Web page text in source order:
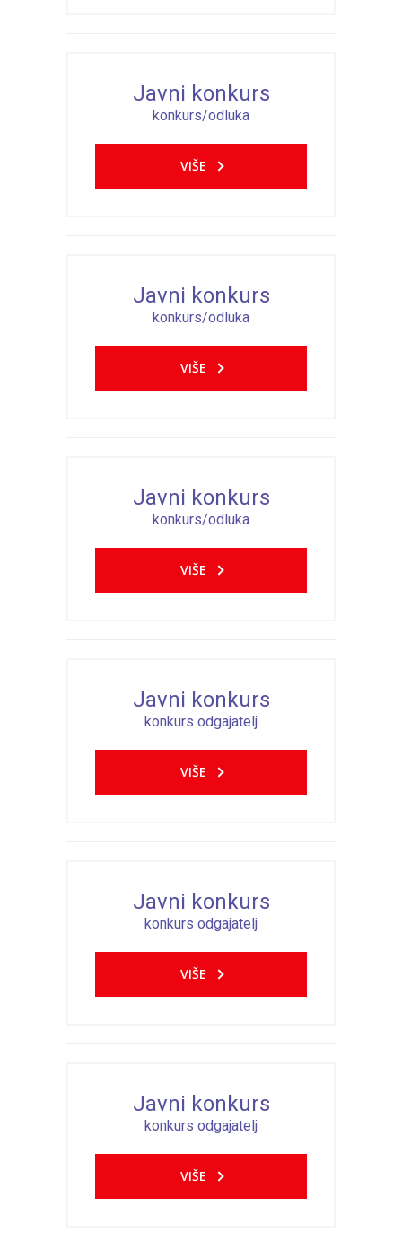
Javni konkurs
konkurs/odluka
VIŠE
Javni konkurs
konkurs/odluka
VIŠE
Javni konkurs
konkurs/odluka
VIŠE
Javni konkurs
konkurs odgajatelj
VIŠE
Javni konkurs
konkurs odgajatelj
VIŠE
Javni konkurs
konkurs odgajatelj
VIŠE